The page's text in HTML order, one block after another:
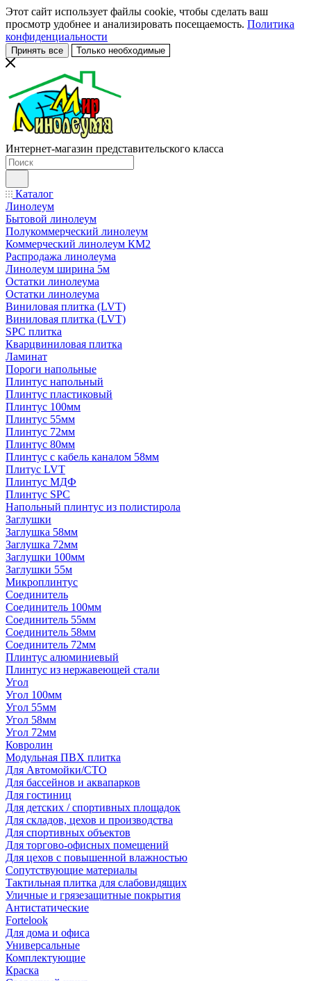
Этот сайт использует файлы cookie, чтобы сделать ваш
просмотр удобнее и анализировать посещаемость. Политика
конфиденциальности
Принять все Только необходимые
Интернет-магазин представительского класса
Каталог
Линолеум
Бытовой линолеум
Полукоммерческий линолеум
Коммерческий линолеум КМ2
Распродажа линолеума
Линолеум ширина 5м
Остатки линолеума
Остатки линолеума
Виниловая плитка (LVT)
Виниловая плитка (LVT)
SPC плитка
Кварцвиниловая плитка
Ламинат
Пороги напольные
Плинтус напольный
Плинтус пластиковый
Плинтус 100мм
Плинтус 55мм
Плинтус 72мм
Плинтус 80мм
Плинтус с кабель каналом 58мм
Плитус LVT
Плинтус МДФ
Плинтус SPC
Напольный плинтус из полистирола
Заглушки
Заглушка 58мм
Заглушка 72мм
Заглушки 100мм
Заглушки 55м
Микроплинтус
Соединитель
Соединитель 100мм
Соединитель 55мм
Соединитель 58мм
Соединитель 72мм
Плинтус алюминиевый
Плинтус из нержавеющей стали
Угол
Угол 100мм
Угол 55мм
Угол 58мм
Угол 72мм
Ковролин
Модульная ПВХ плитка
Для Автомойки/СТО
Для бассейнов и аквапарков
Для гостиниц
Для детских / спортивных площадок
Для складов, цехов и производства
Для спортивных объектов
Для торгово-офисных помещений
Для цехов с повышенной влажностью
Сопутствующие материалы
Тактильная плитка для слабовидящих
Уличные и грязезащитные покрытия
Антистатические
Fortelook
Для дома и офиса
Универсальные
Комплектующие
Краска